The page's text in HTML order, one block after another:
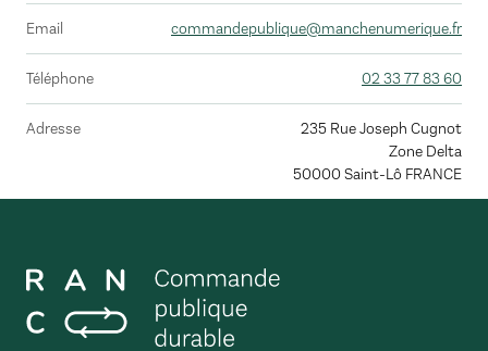
Email commandepublique@manchenumerique.fr
Téléphone 02 33 77 83 60
Adresse
235 Rue Joseph Cugnot
Zone Delta
50000 Saint-Lô FRANCE